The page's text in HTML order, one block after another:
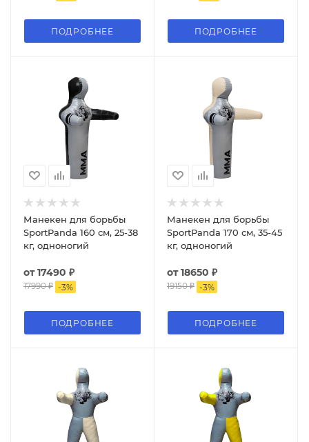
ПОДРОБНЕЕ ПОДРОБНЕЕ
Манекен для борьбы
SportPanda 160 см, 25-38
кг, одноногий
от17490 ₽
17990 ₽ -3%
ПОДРОБНЕЕ
Манекен для борьбы
SportPanda 170 см, 35-45
кг, одноногий
от18650 ₽
19150 ₽ -3%
ПОДРОБНЕЕ